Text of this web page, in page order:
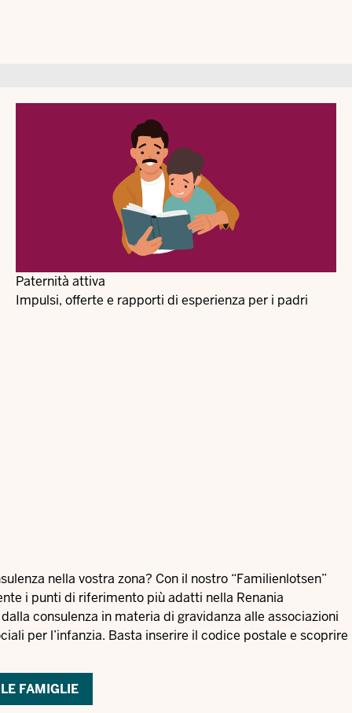
Paternità attiva
Impulsi, offerte e rapporti di esperienza per i padri
nella vostra zona? Con il nostro “Familienlotsen”
i punti di riferimento più adatti nella Renania
consulenza in materia di gravidanza alle associazioni
per l’infanzia. Basta inserire il codice postale e scoprire
FAMIGLIE